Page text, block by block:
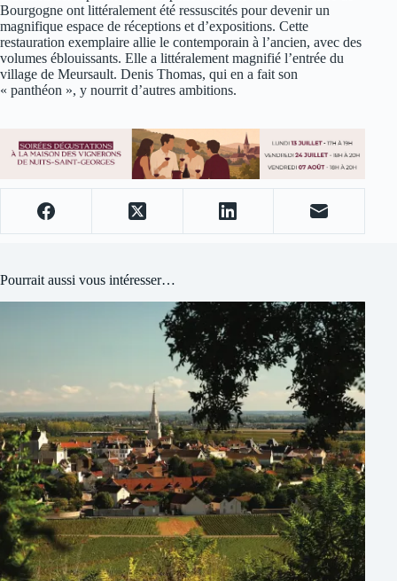
Bourgogne ont littéralement été ressuscités pour devenir un
magnifique espace de réceptions et d’expositions. Cette
restauration exemplaire allie le contemporain à l’ancien, avec des
volumes éblouissants. Elle a littéralement magnifié l’entrée du
village de Meursault. Denis Thomas, qui en a fait son
« panthéon », y nourrit d’autres ambitions.
Pourrait aussi vous intéresser…